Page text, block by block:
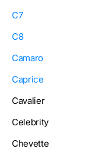
C7
C8
Camaro
Caprice
Cavalier
Celebrity
Chevette